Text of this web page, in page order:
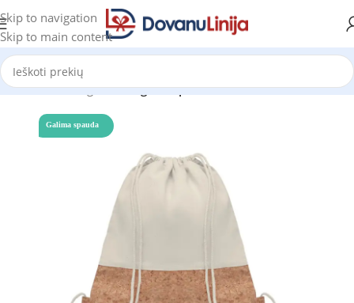
Skip to navigation
Skip to main content
Pradžia Katalogas Ekologiškos prekės
Galima spauda